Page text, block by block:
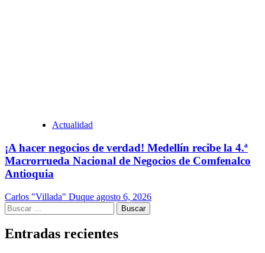
Actualidad
¡A hacer negocios de verdad! Medellín recibe la 4.ª
Macrorrueda Nacional de Negocios de Comfenalco
Antioquia
Carlos "Villada" Duque agosto 6, 2026
Buscar:
Entradas recientes